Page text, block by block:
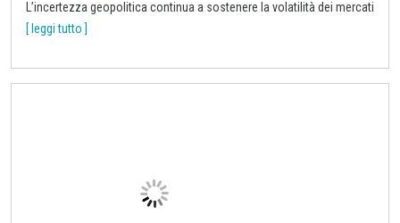
Indicatori Congiunturali
[ leggi tutto ]